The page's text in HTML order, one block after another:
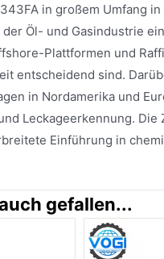
in großem Umfang
Öl- und Gasindustrie
Plattformen und
entscheidend sind.
in Nordamerika und
Leckageerkennung.
Einführung in
gefallen...